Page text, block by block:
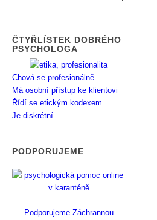
ČTYŘLÍSTEK DOBRÉHO
PSYCHOLOGA
Chová se profesionálně
Má osobní přístup ke klientovi
Řídí se etickým kodexem
Je diskrétní
PODPORUJEME
Podporujeme Záchrannou